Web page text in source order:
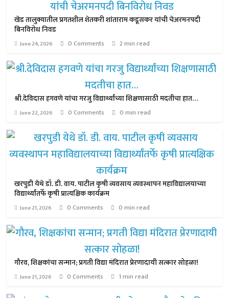
खेड तालुक्यातील प्रगतशील शेतकरी शांताराम कडूसकर यांची चेअरमनपदी
बिनविरोध निवड
June 24, 2026 0 Comments 2 min read
श्री.देविदास हगवणे यांचा गरजु विद्यार्थ्यांच्या शिक्षणासाठी मदतीचा हात…
June 22, 2026 0 Comments 0 min read
खरपुडी येथे डॉ. डी. वाय. पाटील कृषी व्यवसाय व्यवस्थापन महाविद्यालयाच्या
विद्यार्थ्यांतर्फे कृषी प्रात्यक्षिक कार्यक्रम
June 21, 2026 0 Comments 0 min read
गौरव, शिक्षकांचा सन्मान; प्रगती विद्या मंदिरात प्रेरणादायी सत्कार सोहळा!
June 21, 2026 0 Comments 1 min read